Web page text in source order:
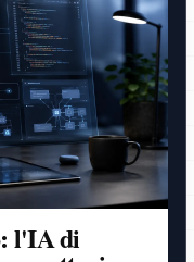
l'IA di